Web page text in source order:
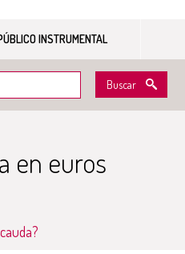
INSTRUMENTAL
Buscar
en euros